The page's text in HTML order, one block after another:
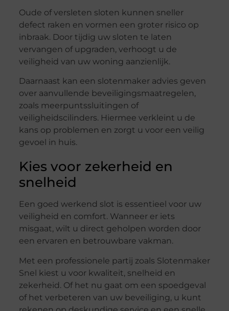
Oude of versleten sloten kunnen sneller
defect raken en vormen een groter risico op
inbraak. Door tijdig uw sloten te laten
vervangen of upgraden, verhoogt u de
veiligheid van uw woning aanzienlijk.
Daarnaast kan een slotenmaker advies geven
over aanvullende beveiligingsmaatregelen,
zoals meerpuntssluitingen of
veiligheidscilinders. Hiermee verkleint u de
kans op problemen en zorgt u voor een veilig
gevoel in huis.
Kies voor zekerheid en
snelheid
Een goed werkend slot is essentieel voor uw
veiligheid en comfort. Wanneer er iets
misgaat, wilt u direct geholpen worden door
een ervaren en betrouwbare vakman.
Met een professionele partij zoals Slotenmaker
Snel kiest u voor kwaliteit, snelheid en
zekerheid. Of het nu gaat om een spoedgeval
of het verbeteren van uw beveiliging, u kunt